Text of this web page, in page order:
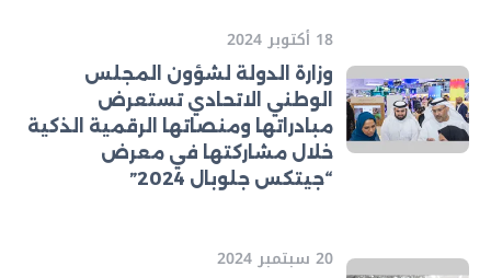
18 أكتوبر 2024
وزارة الدولة لشؤون المجلس
الوطني الاتحادي تستعرض
مبادراتها ومنصاتها الرقمية الذكية
خلال مشاركتها في معرض
“جيتكس جلوبال 2024”
20 سبتمبر 2024